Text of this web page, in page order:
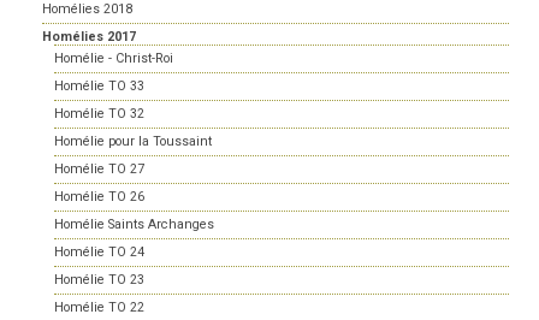
Homélies 2018
Homélies 2017
Homélie - Christ-Roi
Homélie TO 33
Homélie TO 32
Homélie pour la Toussaint
Homélie TO 27
Homélie TO 26
Homélie Saints Archanges
Homélie TO 24
Homélie TO 23
Homélie TO 22